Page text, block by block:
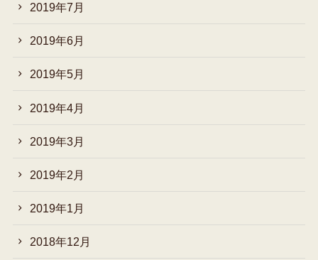
2019年7月
2019年6月
2019年5月
2019年4月
2019年3月
2019年2月
2019年1月
2018年12月